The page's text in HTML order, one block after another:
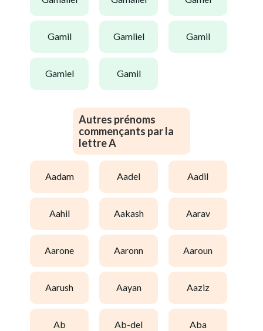
gamil gamliel gamil
gamiel gamil
Autres prénoms
commençants par la
lettre A
aadam aadel aadil
aahil aakash aarav
aarone aaronn aaroun
aarush aayan aaziz
ab ab-del aba